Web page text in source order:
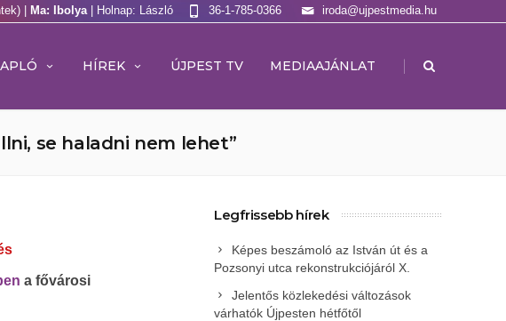
| Ma: Ibolya | Holnap: László iroda@ujpestmedia.hu
36-1-785-0366
HÍREK ÚJPEST TV MEDIAAJÁNLAT |
se haladni nem lehet”
a fővárosi
Legfrissebb hírek
Képes beszámoló az István út és a
Pozsonyi utca rekonstrukciójáról X.
Jelentős közlekedési változások
várhatók Újpesten hétfőtől